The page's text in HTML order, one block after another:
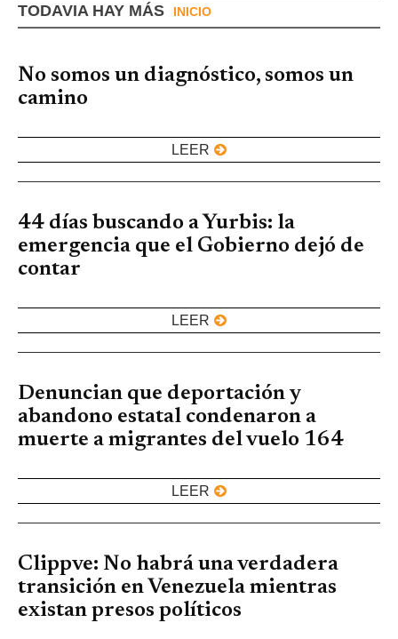
TODAVIA HAY MÁS INICIO
No somos un diagnóstico, somos un
camino
LEER
44 días buscando a Yurbis: la
emergencia que el Gobierno dejó de
contar
LEER
Denuncian que deportación y
abandono estatal condenaron a
muerte a migrantes del vuelo 164
LEER
Clippve: No habrá una verdadera
transición en Venezuela mientras
existan presos políticos